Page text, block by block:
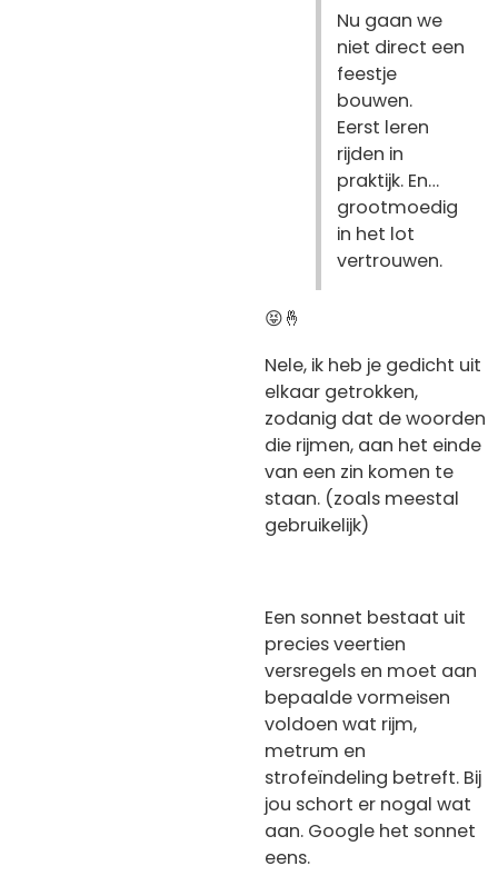
Nu gaan we
niet direct een
feestje
bouwen.
Eerst leren
rijden in
praktijk. En…
grootmoedig
in het lot
vertrouwen.
😝🤞
Nele, ik heb je gedicht uit
elkaar getrokken,
zodanig dat de woorden
die rijmen, aan het einde
van een zin komen te
staan. (zoals meestal
gebruikelijk)
Een sonnet bestaat uit
precies veertien
versregels en moet aan
bepaalde vormeisen
voldoen wat rijm,
metrum en
strofeïndeling betreft. Bij
jou schort er nogal wat
aan. Google het sonnet
eens.